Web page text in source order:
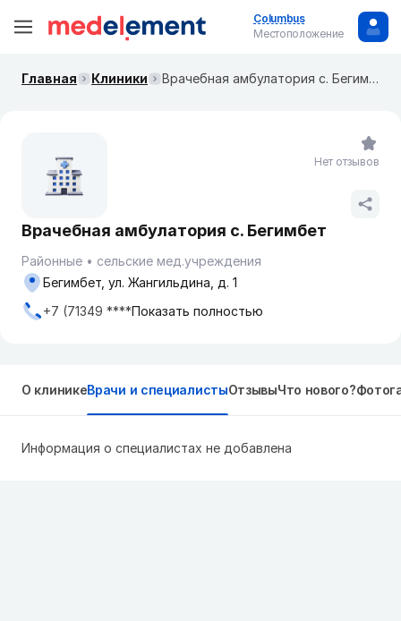
Columbus
Местоположение
Главная Клиники Врачебная амбулатория с. Бегимбет
Врачебная амбулатория с. Бегимбет
Районные
сельские мед.учреждения
Бегимбет, ул. Жангильдина, д. 1
+7 (71349 ****Показать полностью
Нет отзывов
О клиникеВрачи и специалистыОтзывыЧто нового?
Информация о специалистах не добавлена